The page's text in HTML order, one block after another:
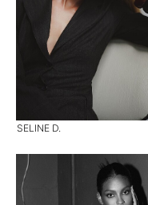
SELINE D.